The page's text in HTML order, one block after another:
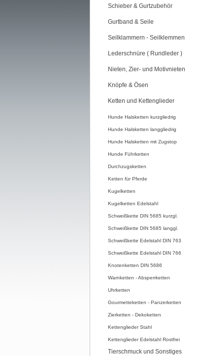
Schieber & Gurtzubehör
Gurtband & Seile
Seilklammern - Seilklemmen
Lederschnüre ( Rundleder )
Nieten, Zier- und Motivnieten
Knöpfe & Ösen
Ketten und Kettenglieder
Hunde Halsketten kurzgliedrig
Hunde Halsketten langgliedrig
Hunde Halsketten mit Zugstop
Hunde Führketten
Durchzugsketten
Ketten für Pferde
Kugelketten
Kugelketten Edelstahl
Schweißkette DIN 5685 kurzgl.
Schweißkette DIN 5685 langgl.
Schweißkette Edelstahl DIN 763
Schweißkette Edelstahl DIN 766
Knotenketten DIN 5686
Warnketten - Absperrketten
Uhrketten
Gourmetteketten - Panzerketten
Zierketten - Dekoketten
Kettenglieder Stahl
Kettenglieder Edelstahl Rostfrei
Tierschmuck und Sonstiges